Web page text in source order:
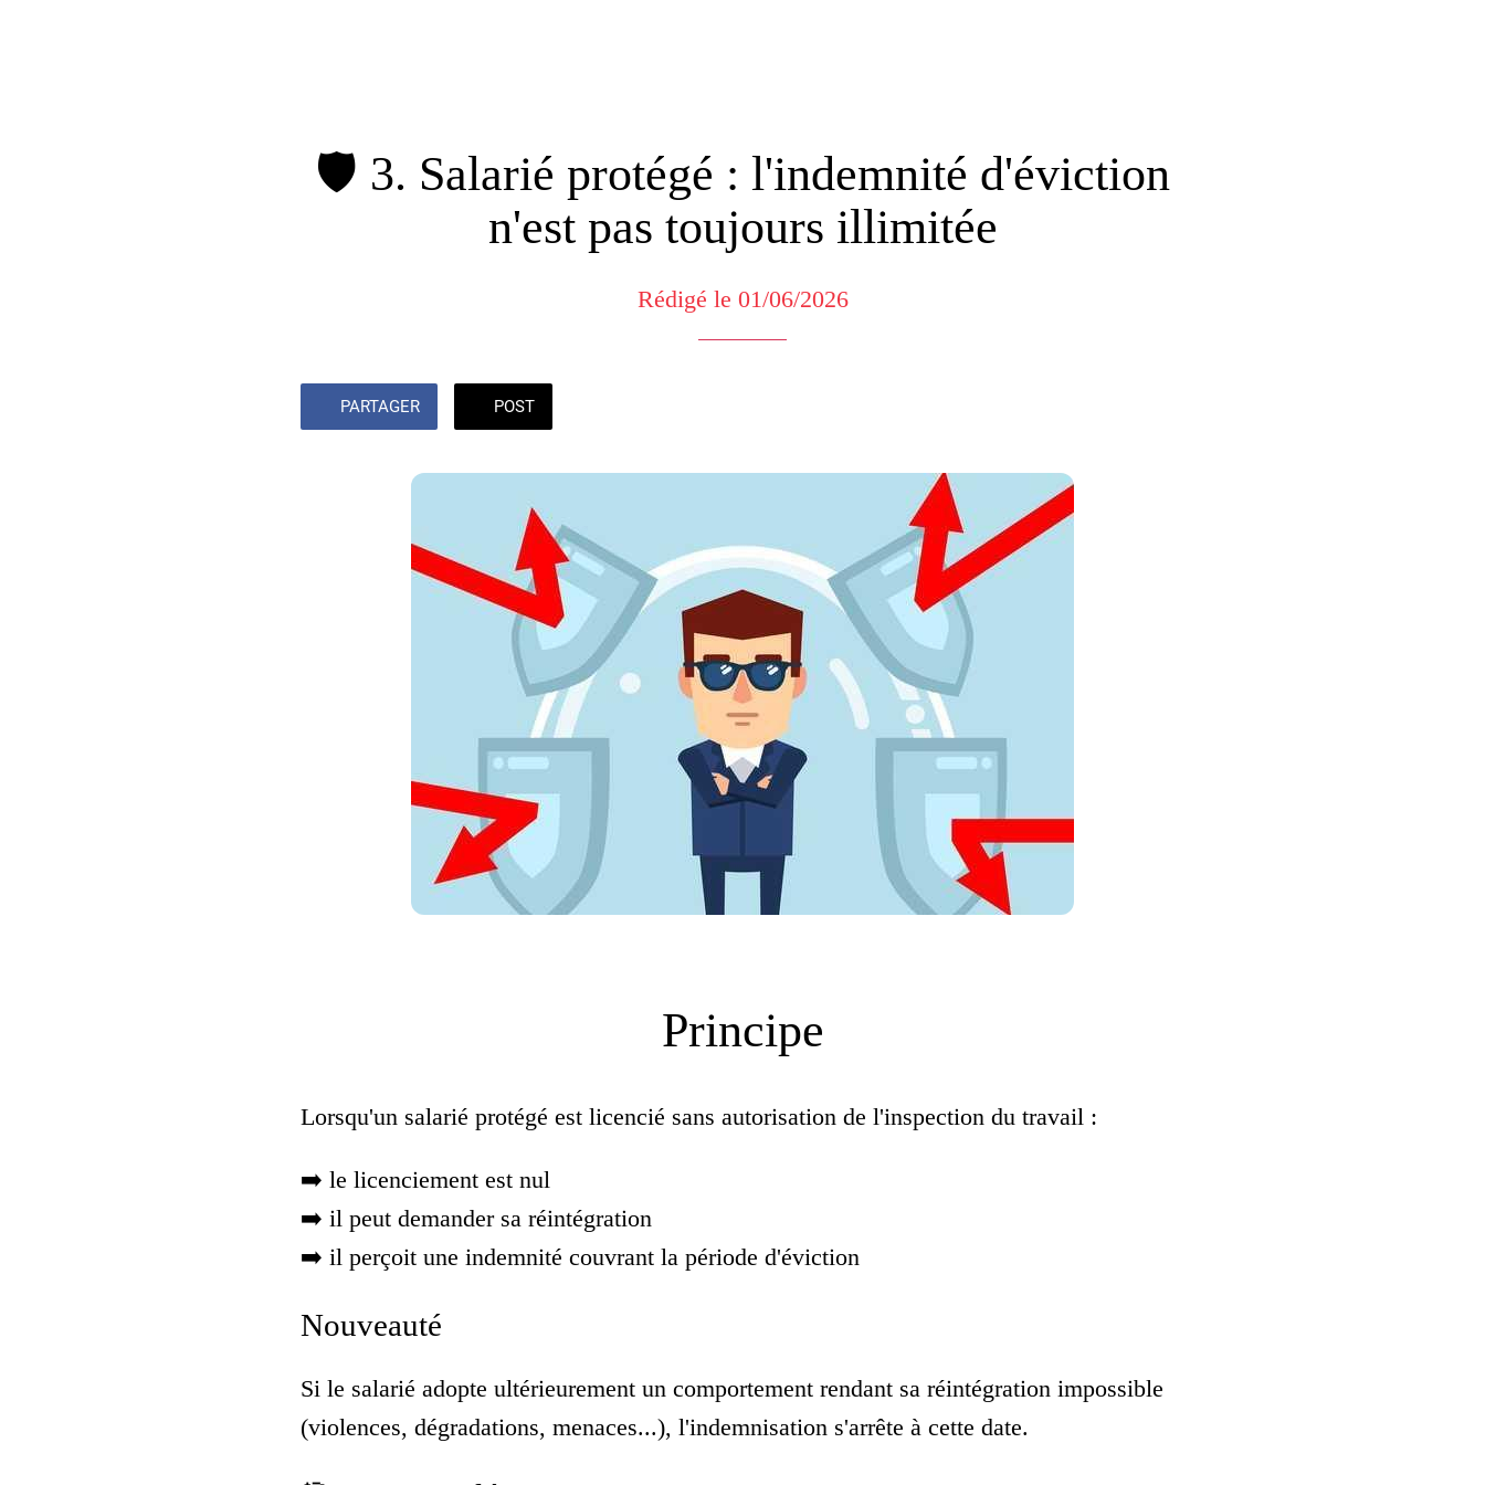
🛡️ 3. Salarié protégé : l'indemnité d'éviction
n'est pas toujours illimitée
Rédigé le 01/06/2026
PARTAGER POST
Principe
Lorsqu'un salarié protégé est licencié sans autorisation de l'inspection du travail :
➡️ le licenciement est nul
➡️ il peut demander sa réintégration
➡️ il perçoit une indemnité couvrant la période d'éviction
Nouveauté
Si le salarié adopte ultérieurement un comportement rendant sa réintégration impossible
(violences, dégradations, menaces...), l'indemnisation s'arrête à cette date.